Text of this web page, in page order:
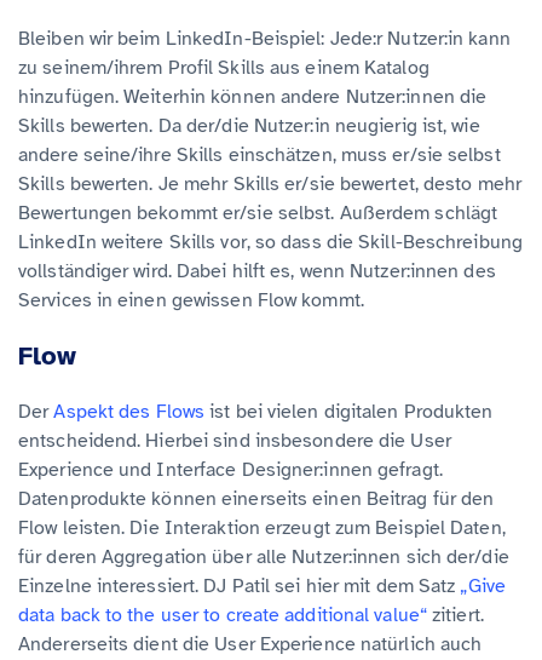
Bleiben wir beim LinkedIn-Beispiel: Jede:r Nutzer:in kann
zu seinem/ihrem Profil Skills aus einem Katalog
hinzufügen. Weiterhin können andere Nutzer:innen die
Skills bewerten. Da der/die Nutzer:in neugierig ist, wie
andere seine/ihre Skills einschätzen, muss er/sie selbst
Skills bewerten. Je mehr Skills er/sie bewertet, desto mehr
Bewertungen bekommt er/sie selbst. Außerdem schlägt
LinkedIn weitere Skills vor, so dass die Skill-Beschreibung
vollständiger wird. Dabei hilft es, wenn Nutzer:innen des
Services in einen gewissen Flow kommt.
Flow
DerAspekt des Flows ist bei vielen digitalen Produkten
entscheidend. Hierbei sind insbesondere die User
Experience und Interface Designer:innen gefragt.
Datenprodukte können einerseits einen Beitrag für den
Flow leisten. Die Interaktion erzeugt zum Beispiel Daten,
für deren Aggregation über alle Nutzer:innen sich der/die
Einzelne interessiert. DJ Patil sei hier mit dem Satz „Give
data back to the user to create additional value“zitiert.
Andererseits dient die User Experience natürlich auch